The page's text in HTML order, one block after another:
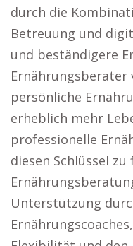
durch die
Betreuung und
und beständigere
Ernährungsberater
persönliche
erheblich mehr
professionelle
diesen Schlüssel
Unterstützung